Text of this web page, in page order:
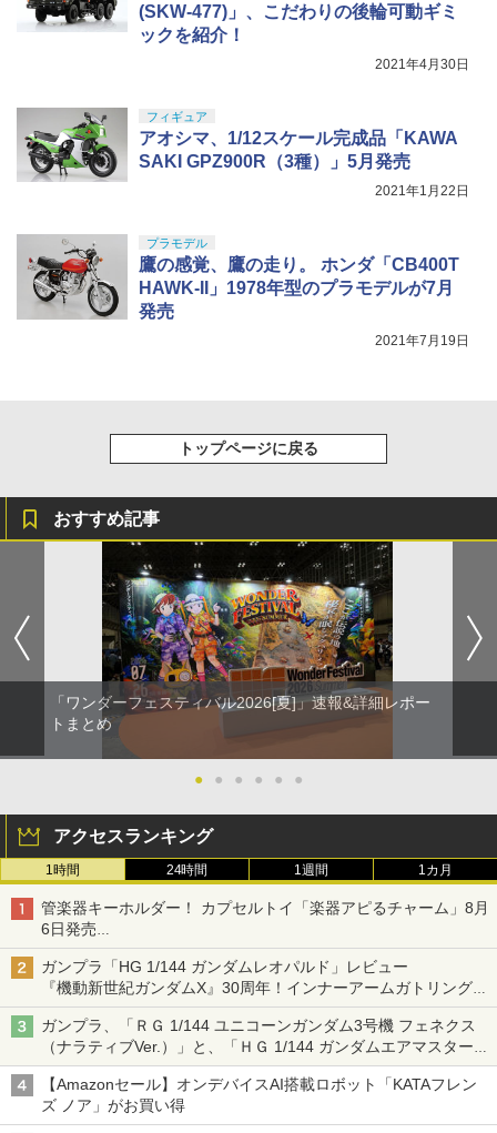
(SKW-477)」、こだわりの後輪可動ギミ
ックを紹介！
2021年4月30日
フィギュア
アオシマ、1/12スケール完成品「KAWA
SAKI GPZ900R（3種）」5月発売
2021年1月22日
プラモデル
鷹の感覚、鷹の走り。 ホンダ「CB400T
HAWK-II」1978年型のプラモデルが7月
発売
2021年7月19日
トップページに戻る
おすすめ記事
「ワンダーフェスティバル2026[夏]」速報&詳細レポー
トまとめ
● ● ● ● ● ●
アクセスランキング
1時間 24時間 1週間 1カ月
管楽器キーホルダー！ カプセルトイ「楽器アピるチャーム」8月
6日発売
チューバ、テナサクなど5種各3色
ガンプラ「HG 1/144 ガンダムレオパルド」レビュー
『機動新世紀ガンダムX』30周年！インナーアームガトリングの
変形機構まで再現し最新フォーマットでキット化！
ガンプラ、「ＲＧ 1/144 ユニコーンガンダム3号機 フェネクス
（ナラティブVer.）」と、「ＨＧ 1/144 ガンダムエアマスターバ
ースト」再販
【Amazonセール】オンデバイスAI搭載ロボット「KATAフレン
ズ ノア」がお買い得